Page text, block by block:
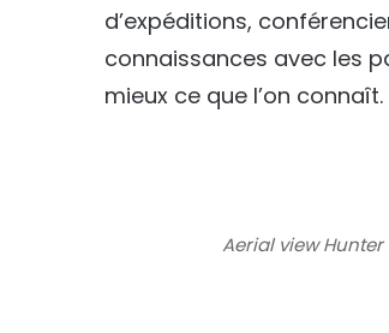
d’expéditions,
connaissances avec les
mieux ce que l’on connaît.
Aerial view